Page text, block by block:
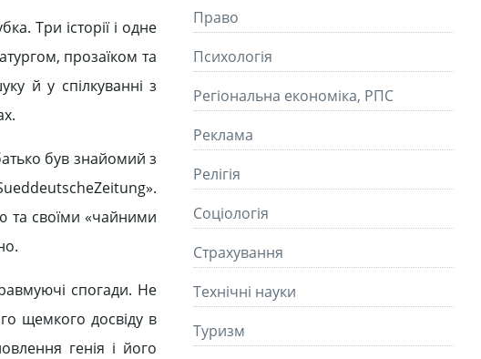
Три історії і одне
прозаїком та
й у спілкуванні з
був знайомий з
та своїми «чайними
спогади. Не
щемкого досвіду в
генія і його
Право
Психологія
Регіональна економіка, РПС
Реклама
Релігія
Соціологія
Страхування
Технічні науки
Туризм